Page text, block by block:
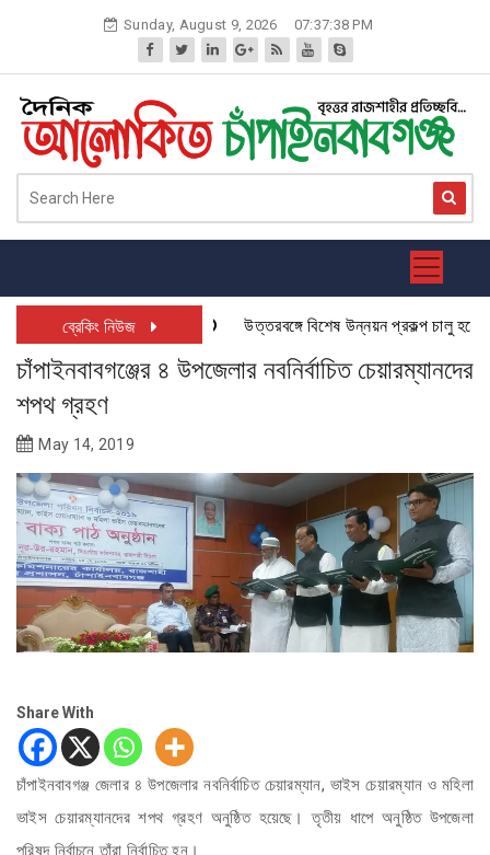
Sunday, August 9, 2026 07:37:39 PM
ব্রেকিং নিউজ উত্তরবঙ্গে বিশেষ উন্নয়ন প্রকল্প চালু হতে
চাঁপাইনবাবগঞ্জের ৪ উপজেলার নবনির্বাচিত চেয়ারম্যানদের
শপথ গ্রহণ
May 14, 2019
Share With
চাঁপাইনবাবগঞ্জ জেলার ৪ উপজেলার নবনির্বাচিত চেয়ারম্যান, ভাইস চেয়ারম্যান ও মহিলা
ভাইস চেয়ারম্যানদের শপথ গ্রহণ অনুষ্ঠিত হয়েছে। তৃতীয় ধাপে অনুষ্ঠিত উপজেলা